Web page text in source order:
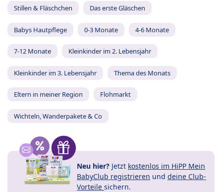
Stillen & Fläschchen Das erste Gläschen
Babys Hautpflege 0-3 Monate 4-6 Monate
7-12 Monate Kleinkinder im 2. Lebensjahr
Kleinkinder im 3. Lebensjahr Thema des Monats
Eltern in meiner Region Flohmarkt
Wichteln, Wanderpakete & Co
Neu hier? Jetzt kostenlos im HiPP Mein
BabyClub registrieren und deine Club-
Vorteile sichern.